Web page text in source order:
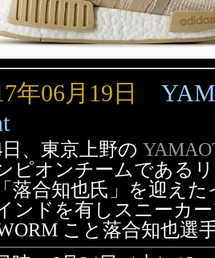
年06月19日
日、東京上野の
ピオンチームである
落合知也氏」を迎え
ンドを有しスニーカ
こと落合知也